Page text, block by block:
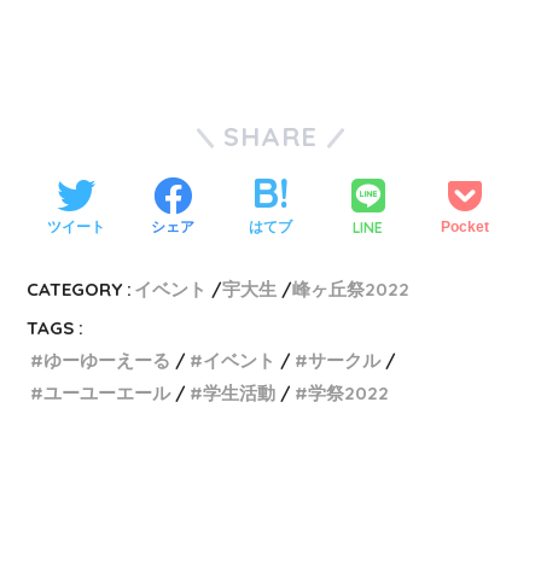
SHARE
ツイート シェア はてブ LINE Pocket
CATEGORY : イベント 宇大生
峰ヶ丘祭2022
TAGS :
ゆーゆーえーる
イベント
サークル
ユーユーエール
学生活動 学祭2022